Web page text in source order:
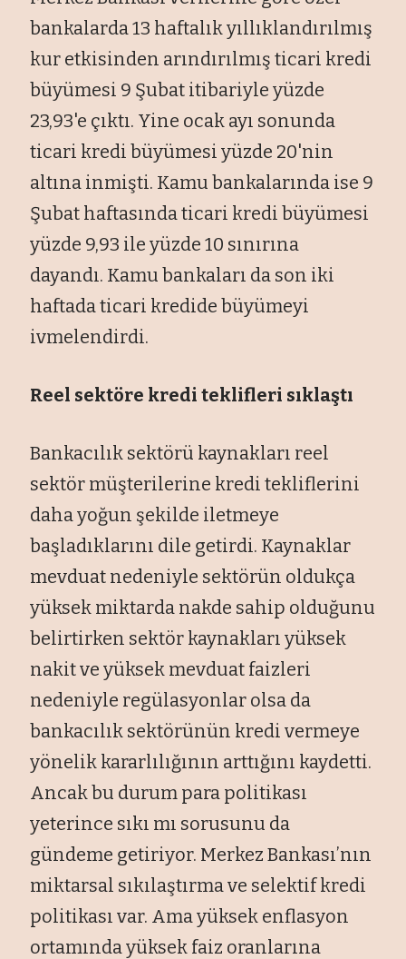
bankalarda 13 haftalık yıllıklandırılmış
kur etkisinden arındırılmış ticari kredi
büyümesi 9 Şubat itibariyle yüzde
23,93'e çıktı. Yine ocak ayı sonunda
ticari kredi büyümesi yüzde 20'nin
altına inmişti. Kamu bankalarında ise 9
Şubat haftasında ticari kredi büyümesi
yüzde 9,93 ile yüzde 10 sınırına
dayandı. Kamu bankaları da son iki
haftada ticari kredide büyümeyi
ivmelendirdi.
Reel sektöre kredi teklifleri sıklaştı
Bankacılık sektörü kaynakları reel
sektör müşterilerine kredi tekliflerini
daha yoğun şekilde iletmeye
başladıklarını dile getirdi. Kaynaklar
mevduat nedeniyle sektörün oldukça
yüksek miktarda nakde sahip olduğunu
belirtirken sektör kaynakları yüksek
nakit ve yüksek mevduat faizleri
nedeniyle regülasyonlar olsa da
bankacılık sektörünün kredi vermeye
yönelik kararlılığının arttığını kaydetti.
Ancak bu durum para politikası
yeterince sıkı mı sorusunu da
gündeme getiriyor. Merkez Bankası’nın
miktarsal sıkılaştırma ve selektif kredi
politikası var. Ama yüksek enflasyon
ortamında yüksek faiz oranlarına